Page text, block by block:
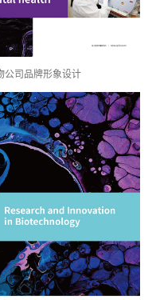
公司品牌形象设计